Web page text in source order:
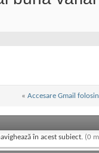
« Accesare Gmail
în acest subiect. (0